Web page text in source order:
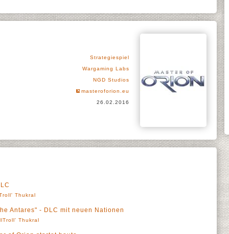
Strategiespiel
Wargaming Labs
NGD Studios
masteroforion.eu
26.02.2016
Thukral
Antares" - DLC mit neuen Nationen
Thukral